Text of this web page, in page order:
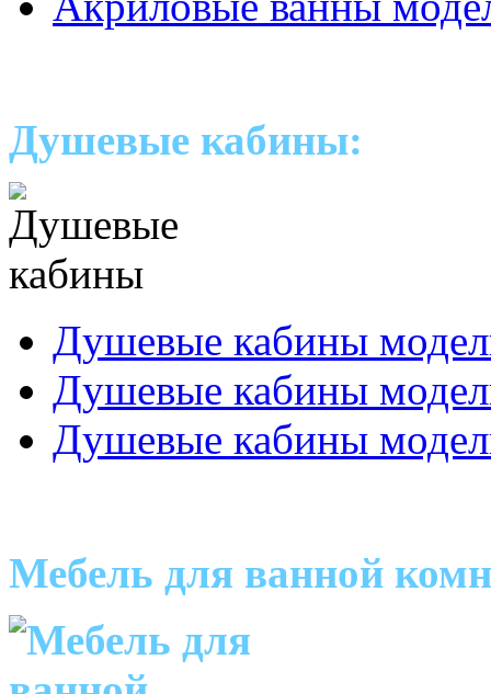
Душевые кабины:
Душевые кабины
Душевые кабины
Душевые кабины
Мебель для ванной